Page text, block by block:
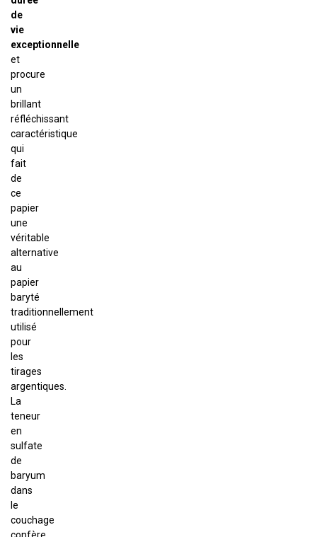
de
vie
exceptionnelle
et
procure
un
brillant
réfléchissant
caractéristique
qui
fait
de
ce
papier
une
véritable
alternative
au
papier
baryté
traditionnellement
utilisé
pour
les
tirages
argentiques.
La
teneur
en
sulfate
de
baryum
dans
le
couchage